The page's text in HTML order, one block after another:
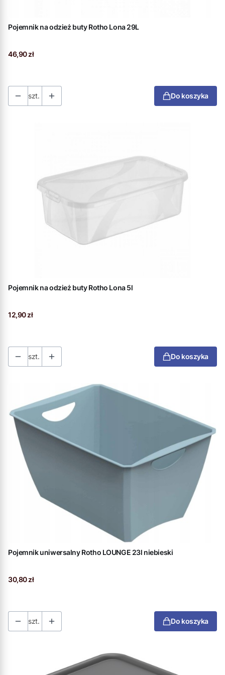
Pojemnik na odzież buty Rotho Lona 29L
Cena
46,90 zł
szt. Do koszyka
Pojemnik na odzież buty Rotho Lona 5l
Cena
12,90 zł
szt. Do koszyka
Pojemnik uniwersalny Rotho LOUNGE 23l niebieski
Cena
30,80 zł
szt. Do koszyka